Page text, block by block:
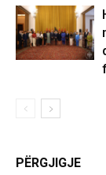
PËRGJIGJE